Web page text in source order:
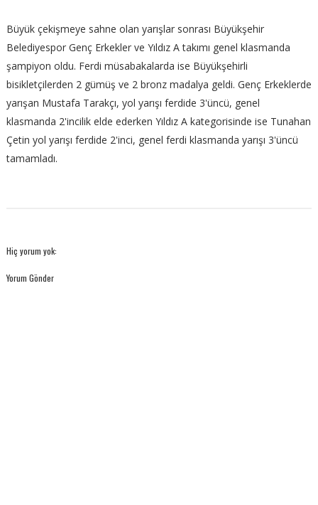
Büyük çekişmeye sahne olan yarışlar sonrası Büyükşehir
Belediyespor Genç Erkekler ve Yıldız A takımı genel klasmanda
şampiyon oldu. Ferdi müsabakalarda ise Büyükşehirli
bisikletçilerden 2 gümüş ve 2 bronz madalya geldi. Genç Erkeklerde
yarışan Mustafa Tarakçı, yol yarışı ferdide 3'üncü, genel
klasmanda 2'incilik elde ederken Yıldız A kategorisinde ise Tunahan
Çetin yol yarışı ferdide 2'inci, genel ferdi klasmanda yarışı 3'üncü
tamamladı.
Hiç yorum yok:
Yorum Gönder